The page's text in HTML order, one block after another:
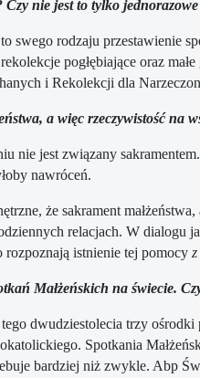
nie jest to tylko
swego rodzaju
pogłębiające oraz
i Rekolekcji dla
a więc rzeczywistość na
nie jest związany
nawróceń.
że sakrament
relacjach. W dialogu
rozpoznają istnienie tej pomocy
Małżeńskich na
dwudziestolecia trzy
Spotkania
bardziej niż zwykle. Abp